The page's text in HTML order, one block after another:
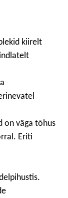
kiirelt
on väga tõhus
Eriti